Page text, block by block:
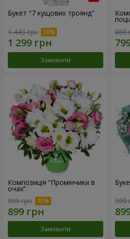
Букет "7 кущових троянд"
1 443 грн
Замовити
888
Композиція “Промінчики в
очах”
999 грн
Замовити
999